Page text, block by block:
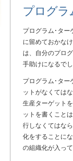
プログラ
プログラム･ター
に留めておかな
は、自分のプロ
手助けになるでし
プログラム･ター
ットがなくては
生産ターゲット
ットを書くこと
行しなくてはな
化をすることに
の組織化が入って